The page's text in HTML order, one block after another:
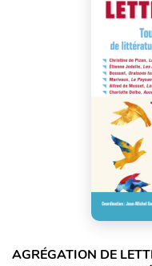
AGRÉGATION DE